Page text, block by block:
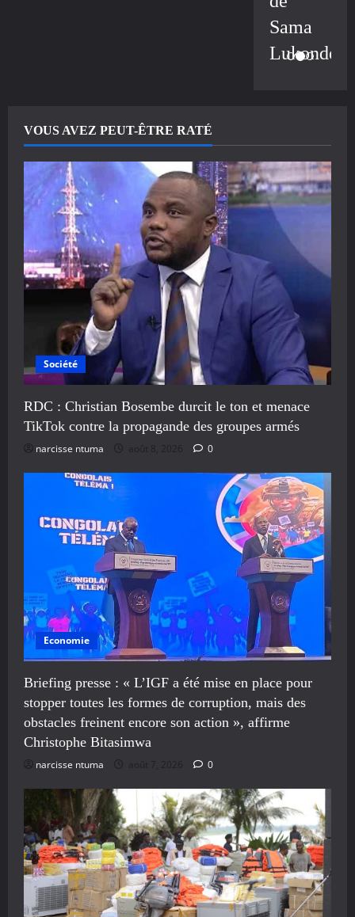
Sama
Lukonde
VOUS AVEZ PEUT-ÊTRE RATÉ
Société
RDC : Christian Bosembe durcit le ton et menace
TikTok contre la propagande des groupes armés
narcisse ntuma août 8, 2026 0
Economie
Briefing presse : « L’IGF a été mise en place pour
stopper toutes les formes de corruption, mais des
obstacles freinent encore son action », affirme
Christophe Bitasimwa
narcisse ntuma août 7, 2026 0